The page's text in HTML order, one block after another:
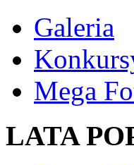
Galeria
Mega
LATA